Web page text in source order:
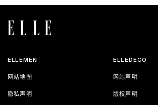
ELLEMEN ELLEDECO
网站地图 网站声明
隐私声明 版权声明